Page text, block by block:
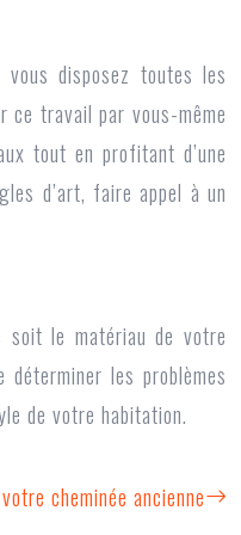
disposez toutes les
ce travail par vous-même
tout en profitant d’une
d’art, faire appel à un
soit le matériau de votre
les problèmes
de votre habitation.
cheminée ancienne